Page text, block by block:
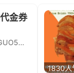
金券
郭氏夫妻肺片MAISON GUO5欧代金券限量兑换啦！
1830人